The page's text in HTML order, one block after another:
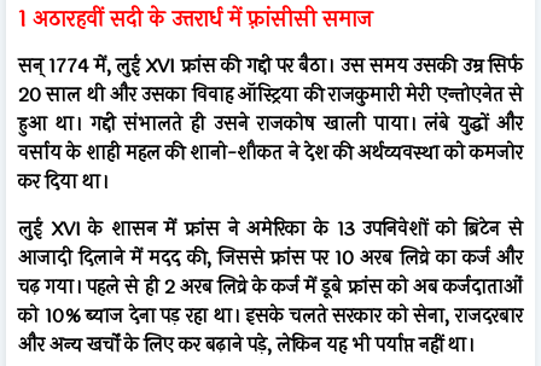
1 अठारहवीं सदी के उत्तरार्ध में फ़्रांसीसी समाज
सन् 1774 में, लुई XVI फ्रांस की गद्दी पर बैठा। उस समय उसकी उम्र सिर्फ
20 साल थी और उसका विवाह ऑस्ट्रिया की राजकुमारी मेरी एन्तोएनेत से
हुआ था। गद्दी संभालते ही उसने राजकोष खाली पाया। लंबे युद्धों और
वर्साय के शाही महल की शानो-शौकत ने देश की अर्थव्यवस्था को कमजोर
कर दिया था।
लुई XVI के शासन में फ्रांस ने अमेरिका के 13 उपनिवेशों को ब्रिटेन से
आजादी दिलाने में मदद की, जिससे फ्रांस पर 10 अरब लिव्रे का कर्ज और
चढ़ गया। पहले से ही 2 अरब लिव्रे के कर्ज में डूबे फ्रांस को अब कर्जदाताओं
को 10% ब्याज देना पड़ रहा था। इसके चलते सरकार को सेना, राजदरबार
और अन्य खर्चों के लिए कर बढ़ाने पड़े, लेकिन यह भी पर्याप्त नहीं था।